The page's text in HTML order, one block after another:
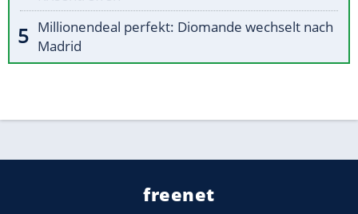
Millionendeal perfekt: Diomande wechselt nach
Madrid
freenet